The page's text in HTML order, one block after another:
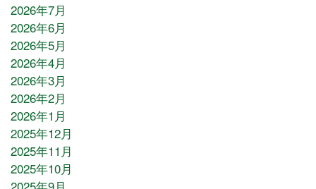
2026年7月
2026年6月
2026年5月
2026年4月
2026年3月
2026年2月
2026年1月
2025年12月
2025年11月
2025年10月